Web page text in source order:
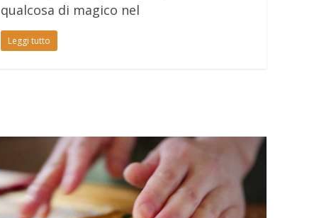
qualcosa di magico nel
Leggi tutto